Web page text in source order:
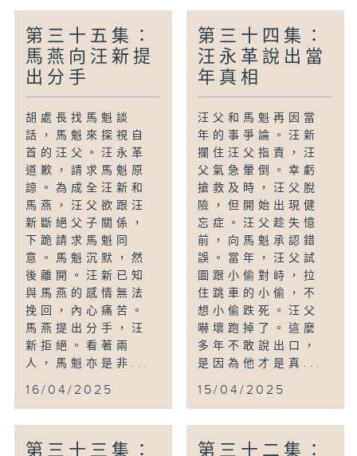
第三十五集：
馬燕向汪新提
出分手
胡處長找馬魁談
話，馬魁來探視自
首的汪父。汪永革
道歉，請求馬魁原
諒。為成全汪新和
馬燕，汪父欲跟汪
新斷絕父子關係，
下跪請求馬魁同
意。馬魁沉默，然
後離開。汪新已知
與馬燕的感情無法
挽回，內心痛苦。
馬燕提出分手，汪
新拒絕。看著兩
人，馬魁亦是非...
16/04/2025
第三十四集：
汪永革說出當
年真相
汪父和馬魁再因當
年的事爭論。汪新
攔住汪父指責，汪
父氣急暈倒。幸虧
搶救及時，汪父脫
險，但開始出現健
忘症。汪父趁失憶
前，向馬魁承認錯
誤。當年，汪父試
圖跟小偷對峙，拉
住跳車的小偷，不
想小偷跌死。汪父
嚇壞跑掉了。這麼
多年不敢說出口，
是因為他才是真...
15/04/2025
第三十三集： 第三十二集：